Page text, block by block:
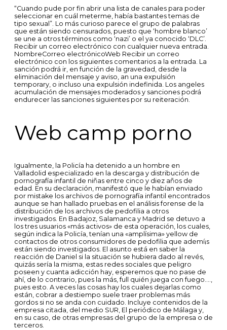
“Cuando pude por fin abrir una lista de canales para poder
seleccionar en cuál meterme, había bastantes temas de
tipo sexual”. Lo más curioso parece el grupo de palabras
que están siendo censurados, puesto que ‘hombre blanco’
se une a otros términos como ‘nazi’ o el ya conocido ‘DLC’.
Recibir un correo electrónico con cualquier nueva entrada.
NombreCorreo electrónicoWeb Recibir un correo
electrónico con los siguientes comentarios a la entrada. La
sanción podrá ir, en función de la gravedad, desde la
eliminación del mensaje y aviso, an una expulsión
temporary, o incluso una expulsión indefinida. Los angeles
acumulación de mensajes moderados y sanciones podrá
endurecer las sanciones siguientes por su reiteración.
Web camp porno
Igualmente, la Policía ha detenido a un hombre en
Valladolid especializado en la descarga y distribución de
pornografía infantil de niñas entre cinco y diez años de
edad. En su declaración, manifestó que le habían enviado
por mistake los archivos de pornografía infantil encontrados
aunque se han hallado pruebas en el análisis forense de la
distribución de los archivos de pedofilia a otros
investigados. En Badajoz, Salamanca y Madrid se detuvo a
los tres usuarios «más activos» de esta operación, los cuales,
según indica la Policía, tenían una «amplísima» yellow de
contactos de otros consumidores de pedofilia que ademí¡s
están siendo investigados. El asunto está en saber la
reacción de Daniel si la situación se hubiera dado al revés,
quizás sería la misma, estas redes sociales que peligro
poseen y cuanta adicción hay, esperemos que no pase de
ahí, de lo contrario, pues la más, full quién juega con fuego….,
pues esto. A veces las cosas hay los cuales dejarlas como
están, cobrar a destiempo suele traer problemas más
gordos si no se anda con cuidado. Incluye contenidos de la
empresa citada, del medio SUR, El periódico de Málaga y,
en su caso, de otras empresas del grupo de la empresa o de
terceros.